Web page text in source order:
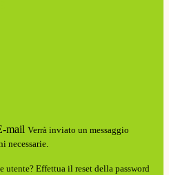
mail Verrà inviato un messaggio
necessarie.
utente? Effettua il reset della password